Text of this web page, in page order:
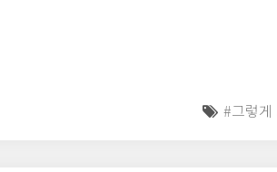
#그렇게